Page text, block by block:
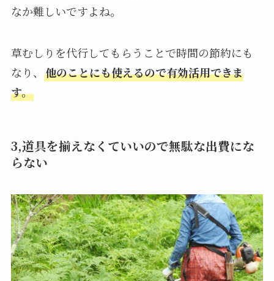
なか難しいですよね。
草むしりを代行してもらうことで時間の節約にも
なり、 他のことにも使えるので有効活用できま
す。
3,道具を揃えなくていいので無駄な出費にな
らない